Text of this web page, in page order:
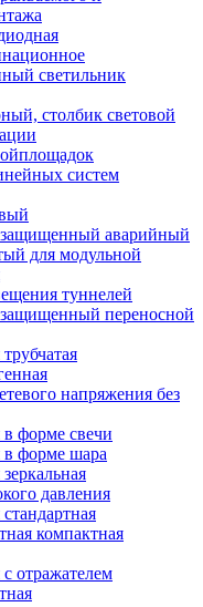
светильник
столбик световой
систем
аварийный
для модульной
туннелей
переносной
напряжения без
форме свечи
в форме шара
давления
компактная
отражателем